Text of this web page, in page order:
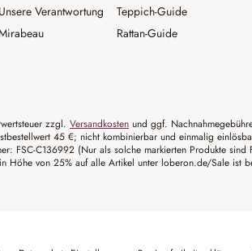
Unsere Verantwortung
Teppich-Guide
Rattan-Guide
zzgl. Versandkosten und ggf.
45 €; nicht kombinierbar und einmalig
FSC-C136992 (Nur als solche markierten Produkte sind
Höhe von 25% auf alle Artikel unter loberon.de/Sale